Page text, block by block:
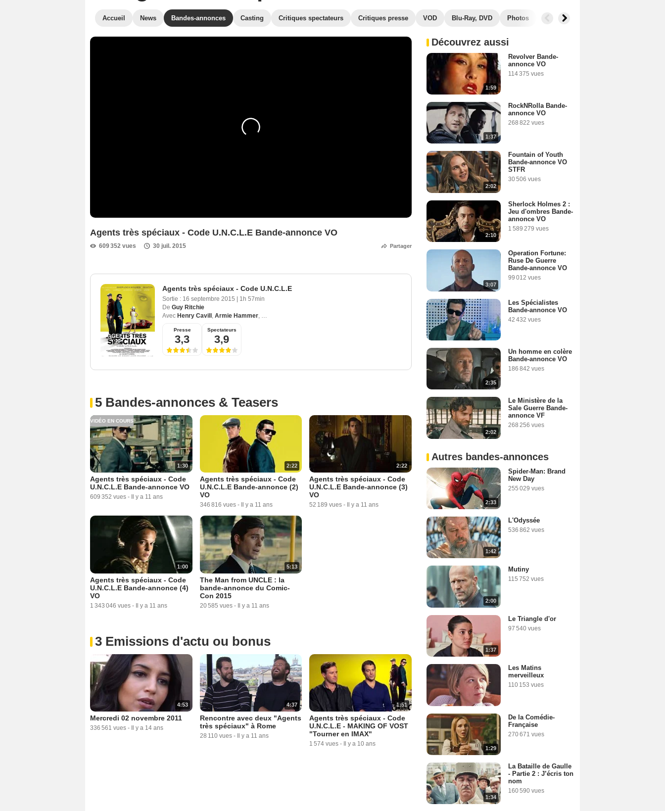
Accueil News Bandes-annonces Casting Critiques spectateurs Critiques presse VOD Blu-Ray, DVD Photos Musique
Agents très spéciaux - Code U.N.C.L.E Bande-annonce VO
609 352 vues 30 juil. 2015 Partager
Agents très spéciaux - Code U.N.C.L.E
Sortie : 16 septembre 2015
1h 57min
De Guy Ritchie
Avec Henry Cavill , Armie Hammer, Alicia Vikander
Presse
3,3
Spectateurs
3,9
5 Bandes-annonces & Teasers
1:30
VIDÉO EN COURS
Agents très spéciaux - Code
U.N.C.L.E Bande-annonce VO
609 352 vues - Il y a 11 ans
2:22
Agents très spéciaux - Code
U.N.C.L.E Bande-annonce (2)
VO
346 816 vues - Il y a 11 ans
2:22
Agents très spéciaux - Code
U.N.C.L.E Bande-annonce (3)
VO
52 189 vues - Il y a 11 ans
1:00
Agents très spéciaux - Code
U.N.C.L.E Bande-annonce (4)
VO
1 343 046 vues - Il y a 11 ans
5:13
The Man from UNCLE : la
bande-annonce du Comic-
Con 2015
20 585 vues - Il y a 11 ans
3 Emissions d'actu ou bonus
4:53
Mercredi 02 novembre 2011
336 561 vues - Il y a 14 ans
4:37
Rencontre avec deux "Agents
très spéciaux" à Rome
28 110 vues - Il y a 11 ans
1:51
Agents très spéciaux - Code
U.N.C.L.E - MAKING OF VOST
"Tourner en IMAX"
1 574 vues - Il y a 10 ans
Découvrez aussi
1:59
Revolver Bande-
annonce VO
114 375 vues
1:37
RockNRolla Bande-
annonce VO
268 822 vues
2:02
Fountain of Youth
Bande-annonce VO
STFR
30 506 vues
2:10
Sherlock Holmes 2 :
Jeu d'ombres Bande-
annonce VO
1 589 279 vues
3:07
Operation Fortune:
Ruse De Guerre
Bande-annonce VO
99 012 vues
Les Spécialistes
Bande-annonce VO
42 432 vues
2:35
Un homme en colère
Bande-annonce VO
186 842 vues
2:02
Le Ministère de la
Sale Guerre Bande-
annonce VF
268 256 vues
Autres bandes-annonces
2:33
Spider-Man: Brand
New Day
255 029 vues
1:42
L'Odyssée
536 862 vues
2:00
Mutiny
115 752 vues
1:37
Le Triangle d'or
97 540 vues
Les Matins
merveilleux
110 153 vues
1:29
De la Comédie-
Française
270 671 vues
1:34
La Bataille de Gaulle
- Partie 2 : J’écris ton
nom
160 590 vues